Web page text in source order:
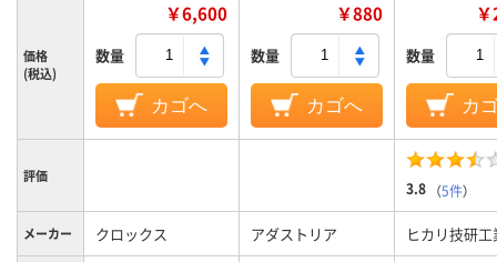
価格
(税込)
￥6,600
数量
カゴへ
￥880
数量
カゴへ
数量
カ
評価
3.8 （5件）
メーカー クロックス アダストリア ヒカリ技研工